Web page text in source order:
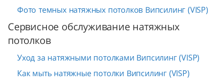
Фото темных натяжных потолков Випсилинг (VISP)
Сервисное обслуживание натяжных
потолков
Уход за натяжными потолками Випсилинг (VISP)
Как мыть натяжные потолки Випсилинг (VISP)